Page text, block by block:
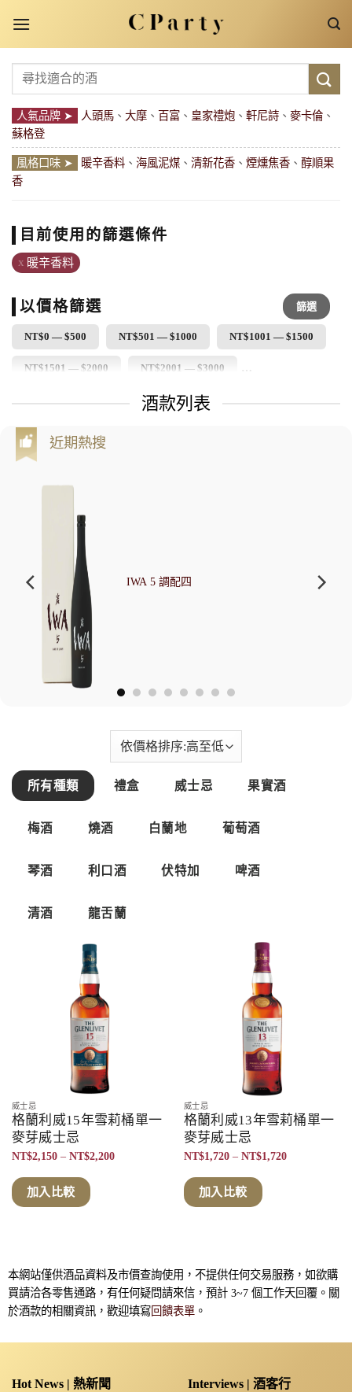
content
關
鍵
字:
人氣品牌 ➤ 人頭馬、 大摩、 百富、 皇家禮炮、 軒尼詩、 麥卡倫、
蘇格登
風格口味 ➤ 暖辛香料、 海風泥煤、 清新花香、 煙燻焦香、 醇順果
香
目前使用的篩選條件
暖辛香料
以價格篩選
NT$0 — $500 NT$501 — $1000 NT$1001 — $1500
NT$1501 — $2000 NT$2001 — $3000
NT$4001 — $5000
格
格
篩選
酒款列表
近期熱搜
IWA 5 調配四
所有種類 禮盒 威士忌 果實酒
梅酒 燒酒 白蘭地 葡萄酒
琴酒 利口酒 伏特加 啤酒
清酒 龍舌蘭
威士忌
格蘭利威15年雪莉桶單一
麥芽威士忌
NT$2,150 – NT$2,200價
加入比較
威士忌
格蘭利威13年雪莉桶單一
麥芽威士忌
NT$1,720 – NT$1,720價
加入比較
本網站僅供酒品資料及市價查詢使用，不提供任何交易服務，如欲購
買請洽各零售通路，有任何疑問請來信，預計 3~7 個工作天回覆。關
於酒款的相關資訊，歡迎填寫回饋表單 。
Hot News | 熱新聞 Interviews | 酒客行